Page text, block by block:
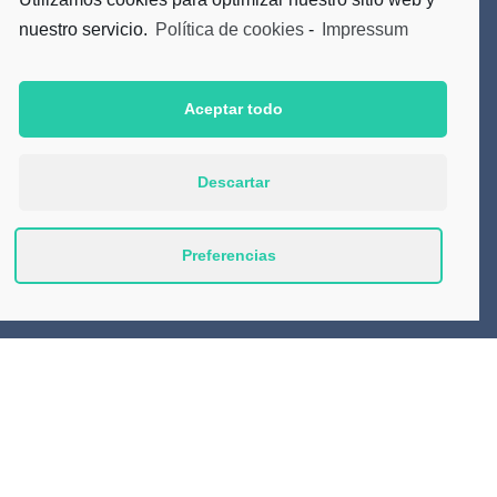
Suscríbete a nuestro Newsletter
Acepto laPolítica de Privacidad
nuestro servicio. Política de cookies - Impressum
Aceptar todo
Descartar
Preferencias